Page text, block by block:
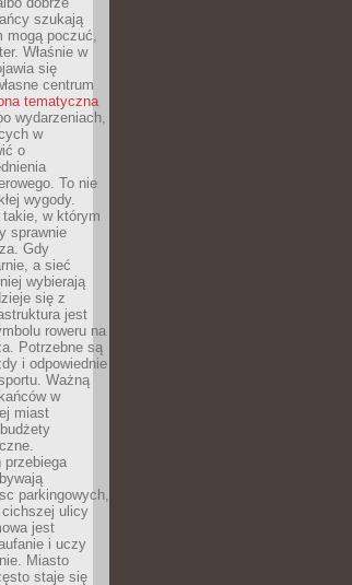
szukają
mogą poczuć,
Właśnie w
się
centrum
tematyczna
wydarzeniach,
w
o
To nie
wygody.
w którym
sprawnie
Gdy
a sieć
wybierają
się z
jest
roweru na
Potrzebne są
i odpowiednie
Ważną
w
miast
parkingowych,
ulicy
jest
i uczy
Miasto
staje się